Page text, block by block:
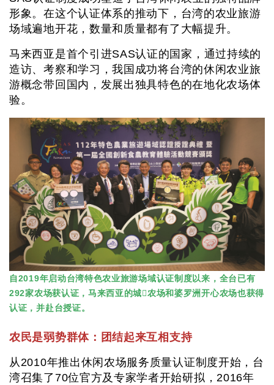
形象。在这个认证体系的推动下，台湾的农业旅游
场域遍地开花，数量和质量都有了大幅提升。
马来西亚是首个引进SAS认证的国家，通过持续的
造访、考察和学习，我国成功将台湾的休闲农业旅
游概念带回国内，发展出独具特色的在地化农场体
验。
自2019年启动台湾特色农业旅游场域认证制度以来，全台已有
292家农场获认证，马来西亚的城农场和婆罗洲开心农场也获得
认证，并赴台授证。
农民是弱势群体：团结起来互相支持
从2010年推出休闲农场服务质量认证制度开始，台
湾召集了70位官方及专家学者开始研拟，2016年